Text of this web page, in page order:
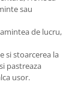
sau
de lucru,
si stoarcerea la
pastreaza
usor.